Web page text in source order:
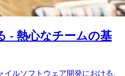
- 熱心なチームの基
ルソフトウェア開発における、